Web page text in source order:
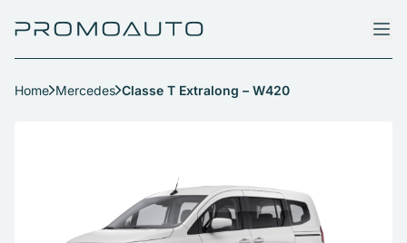
Home Mercedes Classe T Extralong – W420